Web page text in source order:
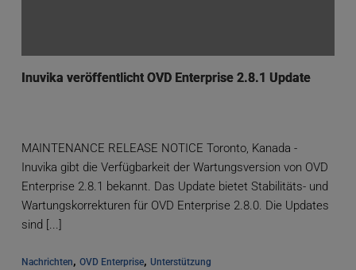
Inuvika veröffentlicht OVD Enterprise 2.8.1 Update
MAINTENANCE RELEASE NOTICE Toronto, Kanada -
Inuvika gibt die Verfügbarkeit der Wartungsversion von OVD
Enterprise 2.8.1 bekannt. Das Update bietet Stabilitäts- und
Wartungskorrekturen für OVD Enterprise 2.8.0. Die Updates
sind [...]
Nachrichten, OVD Enterprise, Unterstützung